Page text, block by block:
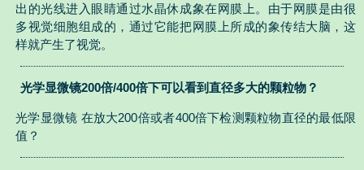
出的光线进入眼睛通过水晶休成象在网膜上。由于网膜是由很
多视觉细胞组成的，通过它能把网膜上所成的象传结大脑，这
样就产生了视觉。
光学显微镜200倍/400倍下可以看到直径多大的颗粒物？
光学显微镜 在放大200倍或者400倍下检测颗粒物直径的最低限
值？